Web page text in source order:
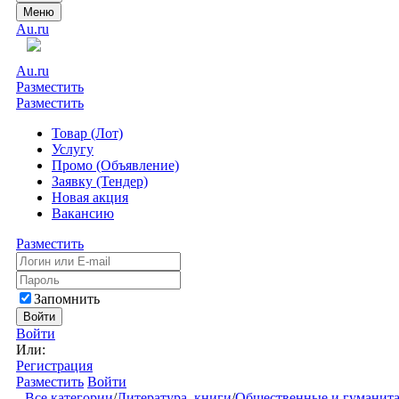
Меню
Au.ru
Au.ru
Разместить
Разместить
Товар (Лот)
Услугу
Промо (Объявление)
Заявку (Тендер)
Новая акция
Вакансию
Разместить
Запомнить
Войти
Войти
Или:
Регистрация
Разместить Войти